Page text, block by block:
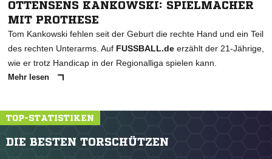
OTTENSENS KANKOWSKI: SPIELMACHER
MIT PROTHESE
Tom Kankowski fehlen seit der Geburt die rechte Hand und ein Teil
des rechten Unterarms. Auf FUSSBALL.de erzählt der 21-Jährige,
wie er trotz Handicap in der Regionalliga spielen kann.
Mehr lesen
TOP-STATISTIKEN
DIE BESTEN TORSCHÜTZEN